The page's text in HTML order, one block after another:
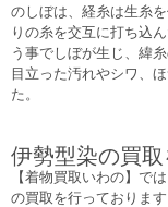
のしぼは、経糸は生糸
りの糸を交互に打ち込
う事でしぼが生じ、緯
目立った汚れやシワ、
た。
伊勢型染の買
【着物買取いわの】で
の買取を行っております